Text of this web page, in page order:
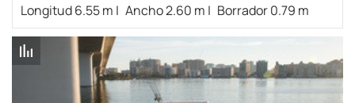
Longitud 6.55 m Ancho 2.60 m Borrador 0.79 m